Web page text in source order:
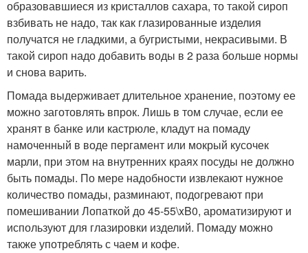
образовавшиеся из кристаллов сахара, то такой сироп
взбивать не надо, так как глазированные изделия
получатся не гладкими, а бугристыми, некрасивыми. В
такой сироп надо добавить воды в 2 раза больше нормы
и снова варить.
Помада выдерживает длительное хранение, поэтому ее
можно заготовлять впрок. Лишь в том случае, если ее
хранят в банке или кастрюле, кладут на помаду
намоченный в воде пергамент или мокрый кусочек
марли, при этом на внутренних краях посуды не должно
быть помады. По мере надобности извлекают нужное
количество помады, разминают, подогревают при
помешивании Лопаткой до 45-55\xB0, ароматизируют и
используют для глазировки изделий. Помаду можно
также употреблять с чаем и кофе.